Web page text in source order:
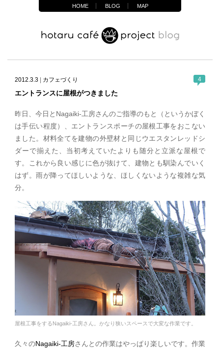
2012.3.3 カフェづくり 4
エントランスに屋根がつきました
昨日、今日とNagaiki-工房さんのご指導のもと（というかぼく
は手伝い程度）、エントランスポーチの屋根工事をおこない
ました。材料全てを建物の外壁材と同じウエスタンレッドシ
ダーで揃えた、当初考えていたよりも随分と立派な屋根で
す。これから良い感じに色が抜けて、建物とも馴染んでいく
はず。雨が降ってほしいような、ほしくないような複雑な気
分。
屋根工事をするNagaiki-工房さん。かなり狭いスペースで大変な作業です。
久々のNagaiki-工房さんとの作業はやっぱり楽しいです。作業
HOME BLOG MAP